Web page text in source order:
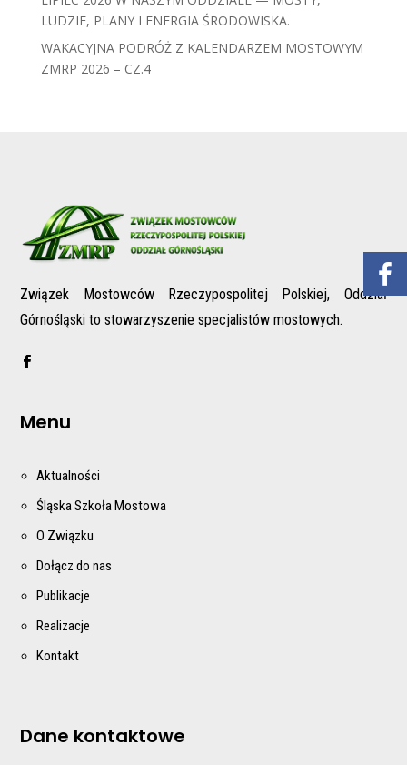
LUDZIE, PLANY I ENERGIA ŚRODOWISKA.
WAKACYJNA PODRÓŻ Z KALENDARZEM MOSTOWYM
ZMRP 2026 – CZ.4
Związek Mostowców Rzeczypospolitej Polskiej, Oddział
Górnośląski to stowarzyszenie specjalistów mostowych.
Menu
Aktualności
Śląska Szkoła Mostowa
O Związku
Dołącz do nas
Publikacje
Realizacje
Kontakt
Dane kontaktowe